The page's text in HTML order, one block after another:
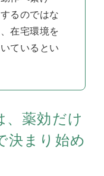
るのではな
在宅環境を
ているとい
、薬効だけ
決まり始め